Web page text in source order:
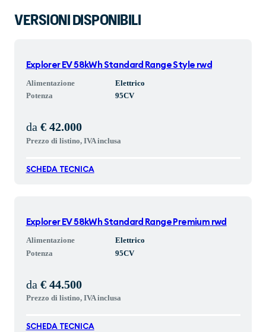
VERSIONI DISPONIBILI
Explorer EV 58kWh Standard Range Style rwd
Alimentazione
Elettrico
Potenza
95CV
da € 42.000
Prezzo di listino, IVA inclusa
SCHEDA TECNICA
Explorer EV 58kWh Standard Range Premium rwd
Alimentazione
Elettrico
Potenza
95CV
da € 44.500
Prezzo di listino, IVA inclusa
SCHEDA TECNICA